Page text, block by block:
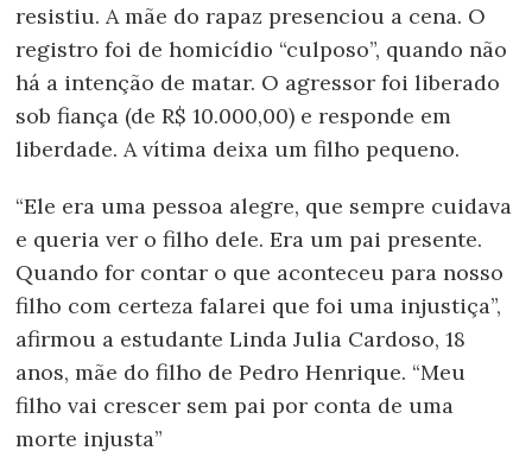
resistiu. A mãe do rapaz presenciou a cena. O
registro foi de homicídio “culposo”, quando não
há a intenção de matar. O agressor foi liberado
sob fiança (de R$ 10.000,00) e responde em
liberdade. A vítima deixa um filho pequeno.
“Ele era uma pessoa alegre, que sempre cuidava
e queria ver o filho dele. Era um pai presente.
Quando for contar o que aconteceu para nosso
filho com certeza falarei que foi uma injustiça”,
afirmou a estudante Linda Julia Cardoso, 18
anos, mãe do filho de Pedro Henrique. “Meu
filho vai crescer sem pai por conta de uma
morte injusta”